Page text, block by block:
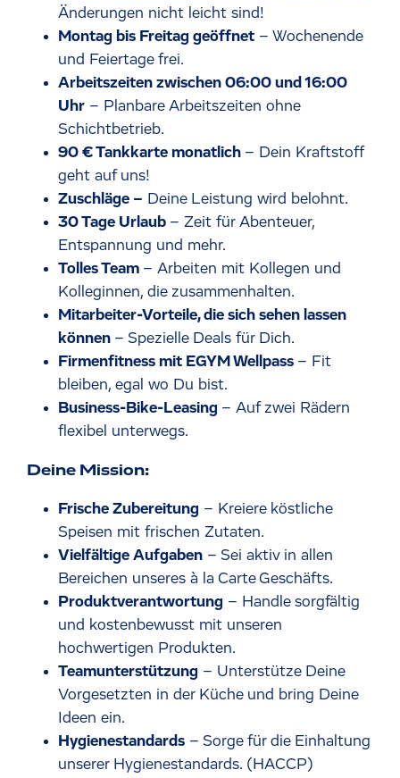
Änderungen nicht leicht sind!
Montag bis Freitag geöffnet – Wochenende
und Feiertage frei.
Arbeitszeiten zwischen 06:00 und 16:00
Uhr – Planbare Arbeitszeiten ohne
Schichtbetrieb.
90 € Tankkarte monatlich – Dein Kraftstoff
geht auf uns!
Zuschläge – Deine Leistung wird belohnt.
30 Tage Urlaub – Zeit für Abenteuer,
Entspannung und mehr.
Tolles Team – Arbeiten mit Kollegen und
Kolleginnen, die zusammenhalten.
Mitarbeiter-Vorteile, die sich sehen lassen
können – Spezielle Deals für Dich.
Firmenfitness mit EGYM Wellpass – Fit
bleiben, egal wo Du bist.
Business-Bike-Leasing – Auf zwei Rädern
flexibel unterwegs.
Deine Mission:
Frische Zubereitung – Kreiere köstliche
Speisen mit frischen Zutaten.
Vielfältige Aufgaben – Sei aktiv in allen
Bereichen unseres à la Carte Geschäfts.
Produktverantwortung – Handle sorgfältig
und kostenbewusst mit unseren
hochwertigen Produkten.
Teamunterstützung – Unterstütze Deine
Vorgesetzten in der Küche und bring Deine
Ideen ein.
Hygienestandards – Sorge für die Einhaltung
unserer Hygienestandards. (HACCP)